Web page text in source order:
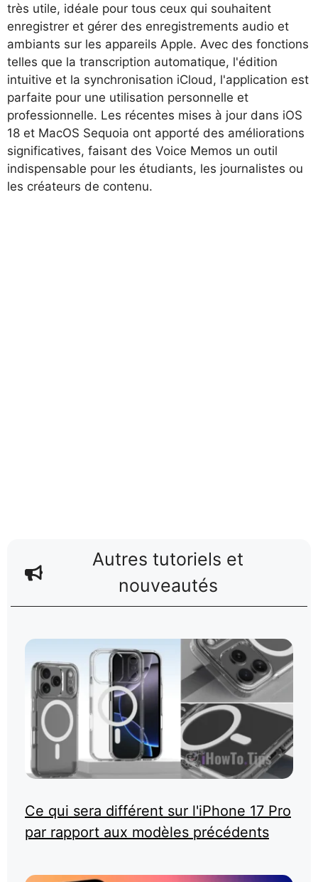
très utile, idéale pour tous ceux qui souhaitent
enregistrer et gérer des enregistrements audio et
ambiants sur les appareils Apple. Avec des fonctions
telles que la transcription automatique, l'édition
intuitive et la synchronisation iCloud, l'application est
parfaite pour une utilisation personnelle et
professionnelle. Les récentes mises à jour dans iOS
18 et MacOS Sequoia ont apporté des améliorations
significatives, faisant des Voice Memos un outil
indispensable pour les étudiants, les journalistes ou
les créateurs de contenu.
Autres tutoriels et
nouveautés
Ce qui sera différent sur l'iPhone 17 Pro
par rapport aux modèles précédents